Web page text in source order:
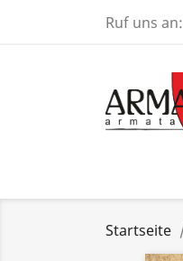
Ruf uns an:
Startseite